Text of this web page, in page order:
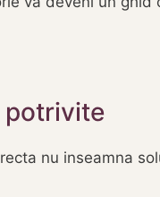
potrivite
nu inseamna